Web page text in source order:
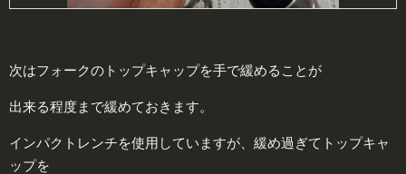
次はフォークのトップキャップを手で緩めることが
出来る程度まで緩めておきます。
インパクトレンチを使用していますが、緩め過ぎてトップキャ
ップを